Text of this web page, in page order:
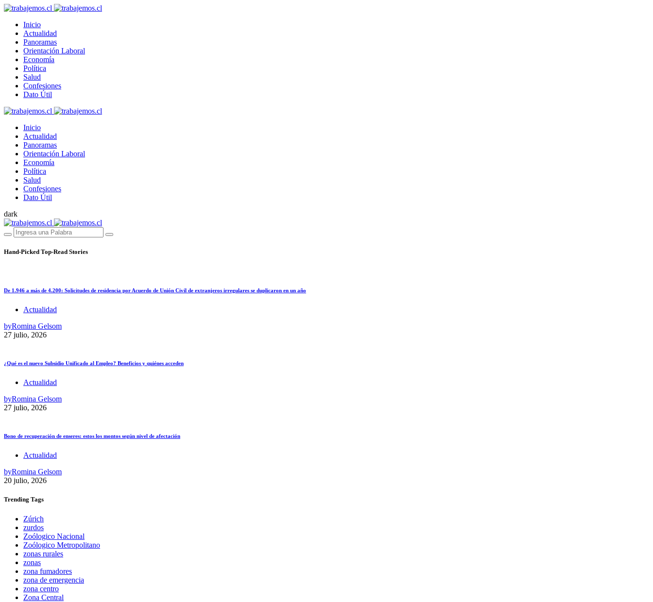
Inicio
Actualidad
Panoramas
Orientación Laboral
Economía
Política
Salud
Confesiones
Dato Útil
Inicio
Actualidad
Panoramas
Orientación Laboral
Economía
Política
Salud
Confesiones
Dato Útil
dark
Hand-Picked Top-Read Stories
De 1.946 a más de 4.200: Solicitudes de residencia por Acuerdo de Unión Civil de extranjeros irregulares se duplicaron en un año
Actualidad
byRomina Gelsom
27 julio, 2026
¿Qué es el nuevo Subsidio Unificado al Empleo? Beneficios y quiénes acceden
Actualidad
byRomina Gelsom
27 julio, 2026
Bono de recuperación de enseres: estos los montos según nivel de afectación
Actualidad
byRomina Gelsom
20 julio, 2026
Trending Tags
Zúrich
zurdos
Zoólogico Nacional
Zoólogico Metropolitano
zonas rurales
zonas
zona fumadores
zona de emergencia
zona centro
Zona Central